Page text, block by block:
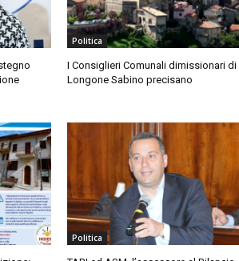
Politica
I Consiglieri Comunali dimissionari di
Longone Sabino precisano
Politica